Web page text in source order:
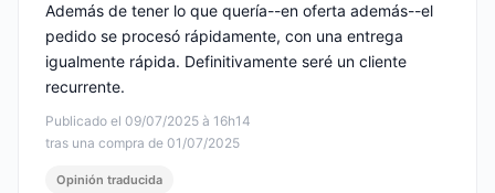
Publicado el 09/07/2025 à 16h14
tras una compra de 01/07/2025
Además de tener lo que quería--en oferta además--el
pedido se procesó rápidamente, con una entrega
igualmente rápida. Definitivamente seré un cliente
recurrente.
Opinión traducida